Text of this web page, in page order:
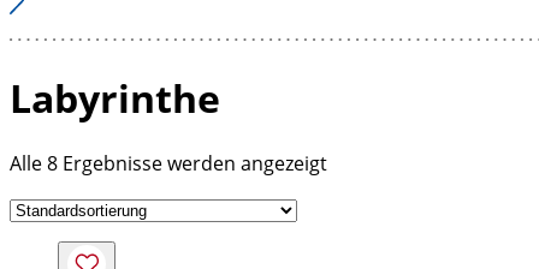
Labyrinthe
Alle 8 Ergebnisse werden angezeigt